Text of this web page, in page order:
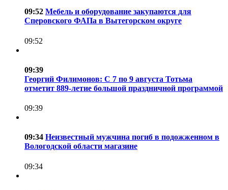
09:52 Мебель и оборудование закупаются для
Сперовского ФАПа в Вытегорском округе
09:52
09:39
Георгий Филимонов: С 7 по 9 августа Тотьма
отметит 889-летие большой праздничной программой
09:39
09:34 Неизвестный мужчина погиб в подожженном в
Вологодской области магазине
09:34